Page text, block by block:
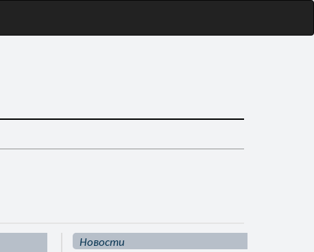
Новости